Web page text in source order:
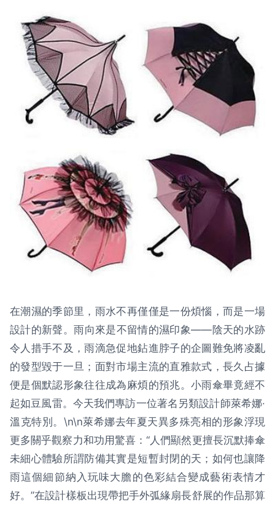
在潮濕的季節里，雨水不再僅僅是一份煩惱，而是一場
設計的新聲。雨向來是不留情的濕印象——陰天的水跡
令人措手不及，雨滴急促地鉆進脖子的企圖難免將凌亂
的發型毀于一旦；面對市場主流的直雅款式，長久占據
便是個默認形象往往成為麻煩的預兆。小雨傘畢竟經不
起如豆風雷。今天我們專訪一位著名另類設計師萊希娜·
溫克特別。\n\n萊希娜去年夏天異多殊亮相的形象浮現
更多關乎觀察力和功用驚喜：“人們顯然更擅長沉默捧傘
未細心體驗所謂防備其實是短暫封閉的天；如何也讓降
雨這個細節納入玩味大膽的色彩結合變成藝術表情才
好。”在設計樣板出現帶把手外弧緣扇長舒展的作品那算